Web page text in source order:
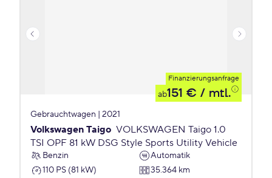
Finanzierungsanfrage
ab151 € / mtl.
Gebrauchtwagen | 2021
Volkswagen Taigo VOLKSWAGEN Taigo 1.0
TSI OPF 81 kW DSG Style Sports Utility Vehicle
Benzin
Automatik
110 PS (81 kW)
35.364 km